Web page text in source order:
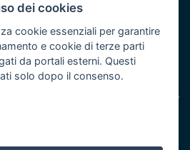
Puglia
del POR Puglia 2014/2020 -
dei cookies
cookie essenziali per garantire
e cookie di terze parti
da portali esterni. Questi
solo dopo il consenso.